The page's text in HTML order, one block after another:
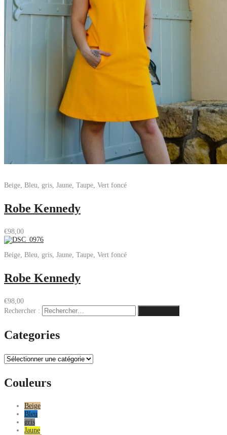
Beige, Bleu, gris, Jaune, Taupe, Vert foncé
Robe Kennedy
€98,00
Beige, Bleu, gris, Jaune, Taupe, Vert foncé
Robe Kennedy
€98,00
Rechercher :
Categories
Couleurs
Beige
Bleu
gris
Jaune